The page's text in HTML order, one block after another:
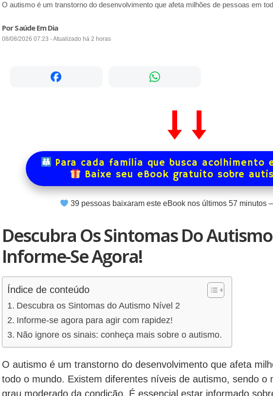
O autismo é um transtorno do desenvolvimento que afeta milhões de pessoas em
Por Saúde Em Dia
08/08/2026 07:23 - Atualizado há 2 horas
Para cada família que busca acolhimento
Baixe seu eBook gratuito sobre
39pessoas baixaram este eBook nos últimos 57 minutos
Descubra Os Sintomas Do
Informe-Se Agora!
Índice de conteúdo
Descubra os Sintomas do Autismo Nível 2
Informe-se agora para agir com rapidez!
Não ignore os sinais: conheça mais sobre o autismo.
O autismo é um transtorno do desenvolvimento que afeta
todo o mundo. Existem diferentes níveis de autismo, sendo o
grau moderado da condição. É essencial estar informado